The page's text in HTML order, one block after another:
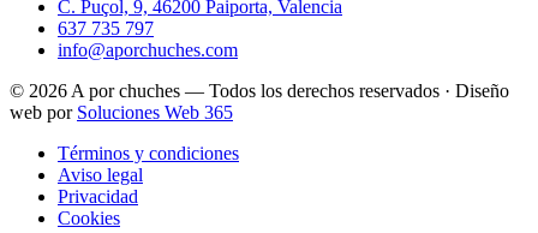
C. Puçol, 9, 46200 Paiporta, Valencia
637 735 797
info@aporchuches.com
© 2026 A por chuches — Todos los derechos reservados · Diseño
web por Soluciones Web 365
Términos y condiciones
Aviso legal
Privacidad
Cookies